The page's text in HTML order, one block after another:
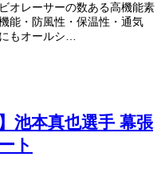
オレーサーの数ある高機能素
能・防風性・保温性・通気
もオールシ…
池本真也選手 幕張
ト